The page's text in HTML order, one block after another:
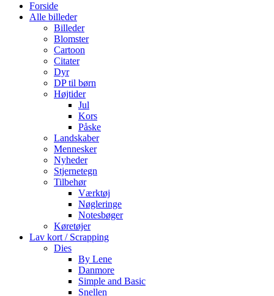
Forside
Alle billeder
Billeder
Blomster
Cartoon
Citater
Dyr
DP til børn
Højtider
Jul
Kors
Påske
Landskaber
Mennesker
Nyheder
Stjernetegn
Tilbehør
Værktøj
Nøgleringe
Notesbøger
Køretøjer
Lav kort / Scrapping
Dies
By Lene
Danmore
Simple and Basic
Snellen